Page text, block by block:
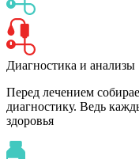
Диагностика и анализы
Перед лечением
диагностику. Ведь
здоровья